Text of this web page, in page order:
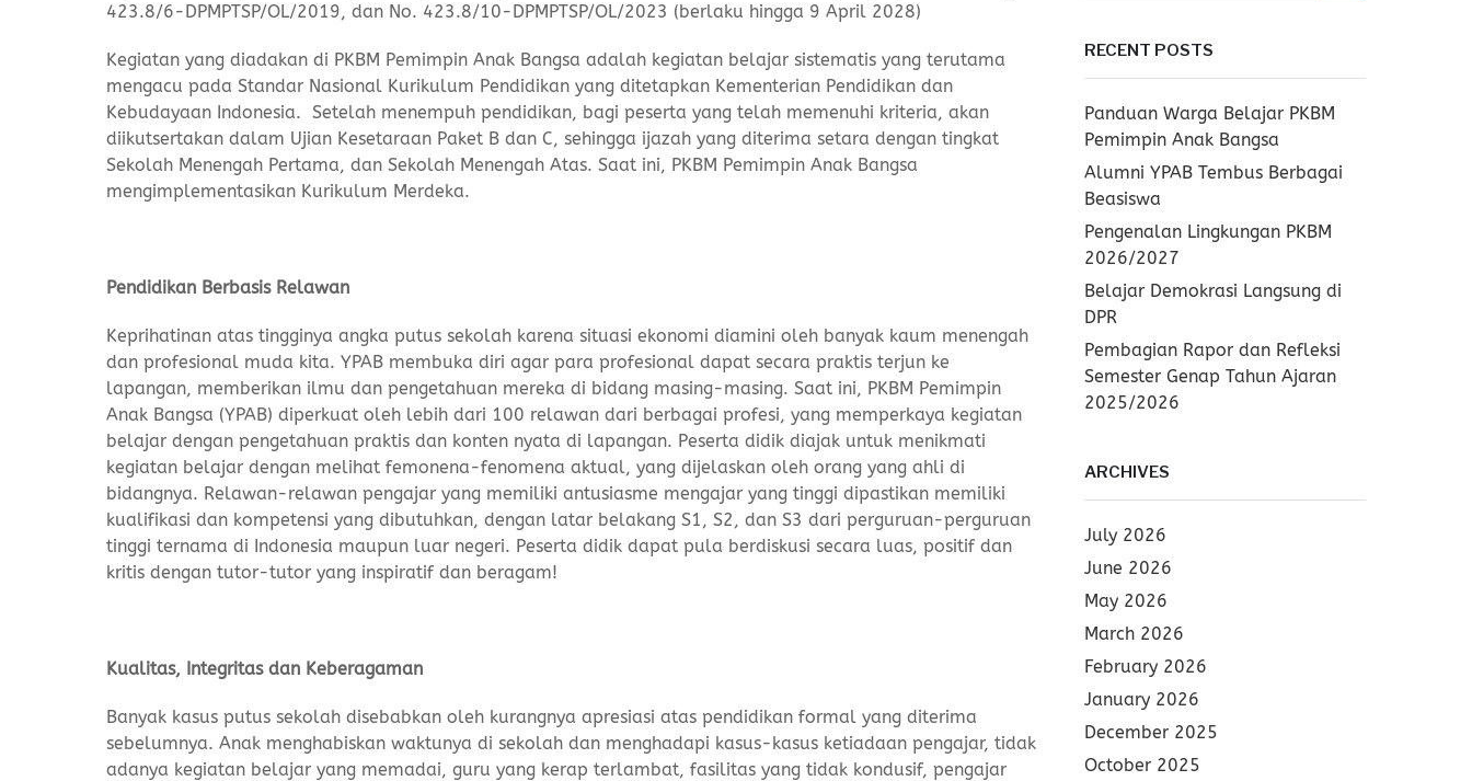
423.8/6-DPMPTSP/OL/2019, dan No. 423.8/10-DPMPTSP/OL/2023 (berlaku hingga 9 April 2028)
Kegiatan yang diadakan di PKBM Pemimpin Anak Bangsa adalah kegiatan belajar sistematis yang terutama
mengacu pada Standar Nasional Kurikulum Pendidikan yang ditetapkan Kementerian Pendidikan dan
Kebudayaan Indonesia. Setelah menempuh pendidikan, bagi peserta yang telah memenuhi kriteria, akan
diikutsertakan dalam Ujian Kesetaraan Paket B dan C, sehingga ijazah yang diterima setara dengan tingkat
Sekolah Menengah Pertama, dan Sekolah Menengah Atas. Saat ini, PKBM Pemimpin Anak Bangsa
mengimplementasikan Kurikulum Merdeka.
Pendidikan Berbasis Relawan
Keprihatinan atas tingginya angka putus sekolah karena situasi ekonomi diamini oleh banyak kaum menengah
dan profesional muda kita. YPAB membuka diri agar para profesional dapat secara praktis terjun ke
lapangan, memberikan ilmu dan pengetahuan mereka di bidang masing-masing. Saat ini, PKBM Pemimpin
Anak Bangsa (YPAB) diperkuat oleh lebih dari 100 relawan dari berbagai profesi, yang memperkaya kegiatan
belajar dengan pengetahuan praktis dan konten nyata di lapangan. Peserta didik diajak untuk menikmati
kegiatan belajar dengan melihat femonena-fenomena aktual, yang dijelaskan oleh orang yang ahli di
bidangnya. Relawan-relawan pengajar yang memiliki antusiasme mengajar yang tinggi dipastikan memiliki
kualifikasi dan kompetensi yang dibutuhkan, dengan latar belakang S1, S2, dan S3 dari perguruan-perguruan
tinggi ternama di Indonesia maupun luar negeri. Peserta didik dapat pula berdiskusi secara luas, positif dan
kritis dengan tutor-tutor yang inspiratif dan beragam!
Kualitas, Integritas dan Keberagaman
Banyak kasus putus sekolah disebabkan oleh kurangnya apresiasi atas pendidikan formal yang diterima
sebelumnya. Anak menghabiskan waktunya di sekolah dan menghadapi kasus-kasus ketiadaan pengajar, tidak
adanya kegiatan belajar yang memadai, guru yang kerap terlambat, fasilitas yang tidak kondusif, pengajar
RECENT POSTS
Panduan Warga Belajar PKBM
Pemimpin Anak Bangsa
Alumni YPAB Tembus Berbagai
Beasiswa
Pengenalan Lingkungan PKBM
2026/2027
Belajar Demokrasi Langsung di
DPR
Pembagian Rapor dan Refleksi
Semester Genap Tahun Ajaran
2025/2026
ARCHIVES
July 2026
June 2026
May 2026
March 2026
February 2026
January 2026
December 2025
October 2025